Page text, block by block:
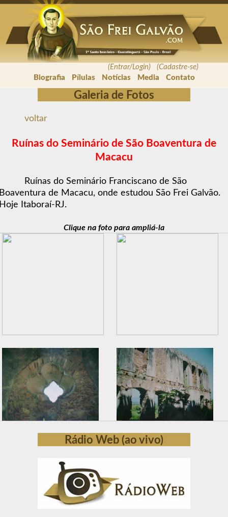
(Entrar/Login) (Cadastre-se)
Biografia
Pílulas Notícias Media Contato
Galeria de Fotos
voltar
Ruínas do Seminário de São Boaventura de
Macacu
Ruínas do Seminário Franciscano de São
de Macacu, onde estudou São Frei Galvão.
Itaboraí-RJ.
Clique na foto para ampliá-la
Rádio Web (ao vivo)